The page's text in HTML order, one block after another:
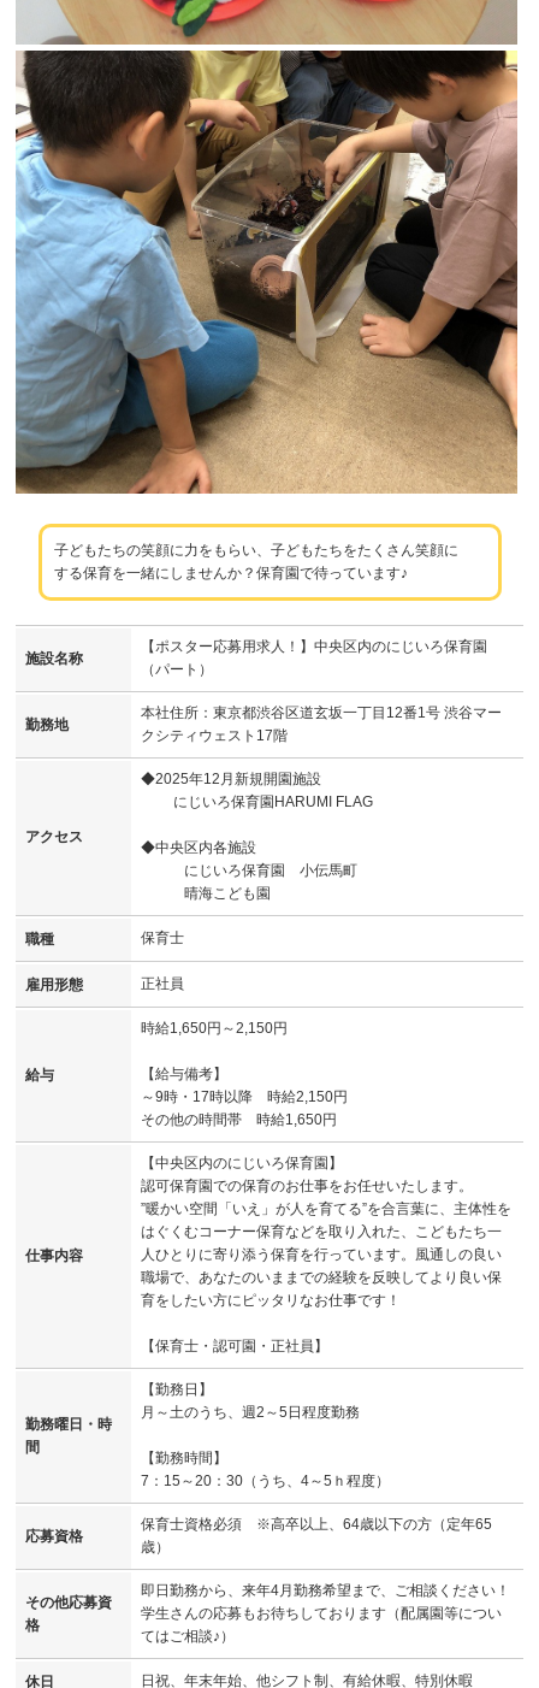
子どもたちの笑顔に力をもらい、子どもたちをたくさん笑顔に
する保育を一緒にしませんか？保育園で待っています♪
施設名称
【ポスター応募用求人！】中央区内のにじいろ保育園
（パート）
勤務地
本社住所：東京都渋谷区道玄坂一丁目12番1号 渋谷マー
クシティウェスト17階
アクセス
◆2025年12月新規開園施設
にじいろ保育園HARUMI FLAG
◆中央区内各施設
にじいろ保育園 小伝馬町
晴海こども園
職種 保育士
雇用形態 正社員
給与
時給1,650円～2,150円
【給与備考】
～9時・17時以降 時給2,150円
その他の時間帯 時給1,650円
仕事内容
【中央区内のにじいろ保育園】
認可保育園での保育のお仕事をお任せいたします。
”暖かい空間「いえ」が人を育てる”を合言葉に、主体性を
はぐくむコーナー保育などを取り入れた、こどもたち一
人ひとりに寄り添う保育を行っています。風通しの良い
職場で、あなたのいままでの経験を反映してより良い保
育をしたい方にピッタリなお仕事です！
【保育士・認可園・正社員】
勤務曜日・時
間
【勤務日】
月～土のうち、週2～5日程度勤務
【勤務時間】
7：15～20：30（うち、4～5ｈ程度）
応募資格
保育士資格必須 ※高卒以上、64歳以下の方（定年65
歳）
その他応募資
格
即日勤務から、来年4月勤務希望まで、ご相談ください！
学生さんの応募もお待ちしております（配属園等につい
てはご相談♪）
休日 日祝、年末年始、他シフト制、有給休暇、特別休暇